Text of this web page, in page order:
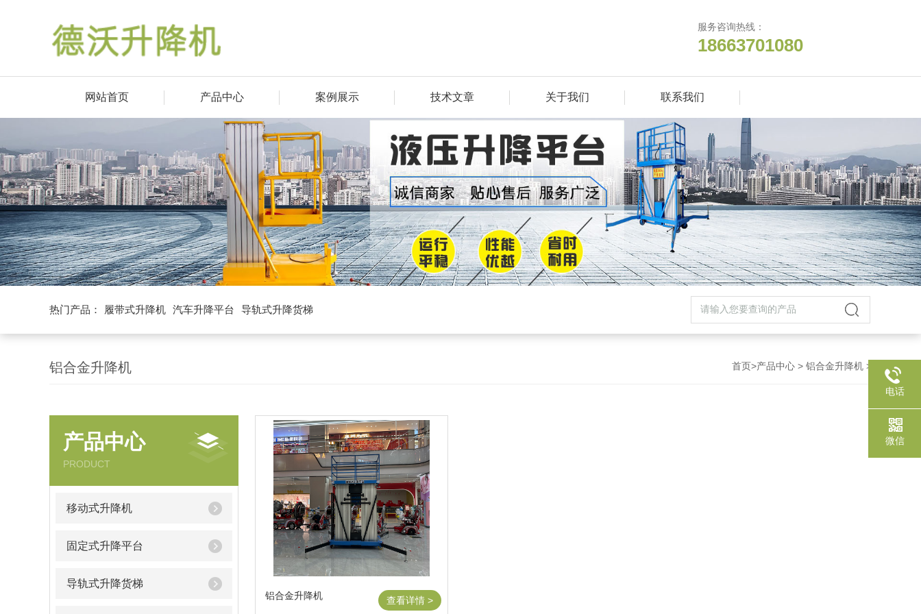
服务咨询热线：
18663701080
网站首页 产品中心 案例展示 技术文章 关于我们 联系我们
热门产品： 履带式升降机 汽车升降平台 导轨式升降货梯
铝合金升降机 首页>产品中心 > 铝合金升降机 >
产品中心
PRODUCT
移动式升降机
固定式升降平台
导轨式升降货梯
铝合金升降机 查看详情 >
电话
微信